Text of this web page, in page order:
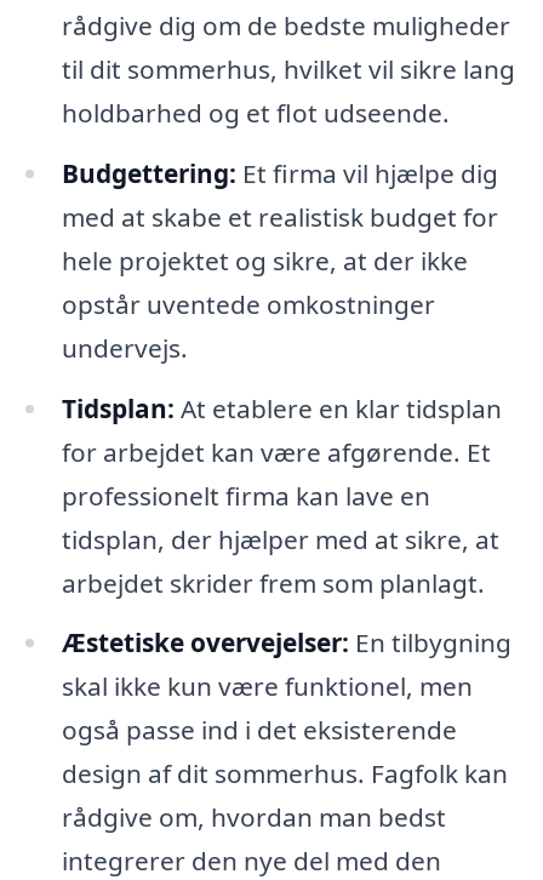
rådgive dig om de bedste muligheder
til dit sommerhus, hvilket vil sikre lang
holdbarhed og et flot udseende.
Budgettering: Et firma vil hjælpe dig
med at skabe et realistisk budget for
hele projektet og sikre, at der ikke
opstår uventede omkostninger
undervejs.
Tidsplan: At etablere en klar tidsplan
for arbejdet kan være afgørende. Et
professionelt firma kan lave en
tidsplan, der hjælper med at sikre, at
arbejdet skrider frem som planlagt.
Æstetiske overvejelser: En tilbygning
skal ikke kun være funktionel, men
også passe ind i det eksisterende
design af dit sommerhus. Fagfolk kan
rådgive om, hvordan man bedst
integrerer den nye del med den